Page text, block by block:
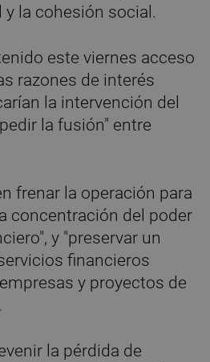
la cohesión social.
este viernes acceso
razones de interés
la intervención del
la fusión" entre
frenar la operación para
concentración del poder
y "preservar un
financieros
y proyectos de
la pérdida de